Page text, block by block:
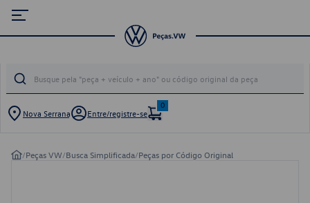
Nova Serrana Entre/registre-se
0
/Peças VW/Busca Simplificada/Peças por Código Original